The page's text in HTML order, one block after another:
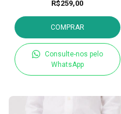
R$259,00
COMPRAR
Consulte-nos pelo
WhatsApp